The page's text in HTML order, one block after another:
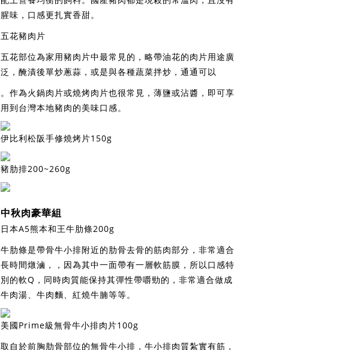
腥味，口感更扎實香甜。
五花豬肉片
五花部位為家用豬肉片中最常見的，略帶油花的肉片用途廣
泛，醃漬後單炒蔥蒜，或是與各種蔬菜拌炒，通通可以
。作為火鍋肉片或燒烤肉片也很常見，薄鹽或沾醬，即可享
用到台灣本地豬肉的美味口感。
伊比利松阪手修燒烤片150g
豬肋排200~260g
中秋肉豪華組
日本A5熊本和王牛肋條200g
牛肋條是帶骨牛小排附近的肋骨去骨的筋肉部分，非常適合
長時間燉滷，，因為其中一面帶有一層軟筋膜，所以口感特
別的軟Q，同時肉質能保持其彈性帶嚼勁的，非常適合做成
牛肉湯、牛肉麵、紅燒牛腩等等。
美國Prime級無骨牛小排肉片100g
取自於前胸肋骨部位的無骨牛小排，牛小排肉質紮實有筋，